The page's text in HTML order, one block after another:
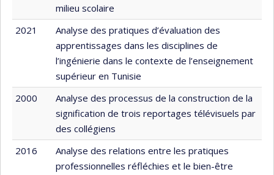
milieu scolaire
2021
Analyse des pratiques d’évaluation des
apprentissages dans les disciplines de
l’ingénierie dans le contexte de l’enseignement
supérieur en Tunisie
2000
Analyse des processus de la construction de la
signification de trois reportages télévisuels par
des collégiens
2016
Analyse des relations entre les pratiques
professionnelles réfléchies et le bien-être